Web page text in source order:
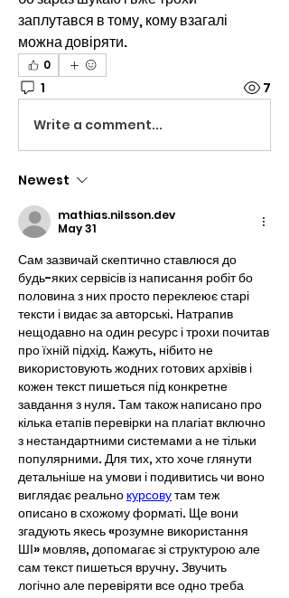
заплутався в тому, кому взагалі
можна довіряти.
0
1 7
Write a comment...
Newest
mathias.nilsson.dev
May 31
Сам зазвичай скептично ставлюся до
будь-яких сервісів із написання робіт бо
половина з них просто переклеює старі
тексти і видає за авторські. Натрапив
нещодавно на один ресурс і трохи почитав
про їхній підхід. Кажуть, нібито не
використовують жодних готових архівів і
кожен текст пишеться під конкретне
завдання з нуля. Там також написано про
кілька етапів перевірки на плагіат включно
з нестандартними системами а не тільки
популярними. Для тих, хто хоче глянути
детальніше на умови і подивитись чи воно
виглядає реально курсову там теж
описано в схожому форматі. Ще вони
згадують якесь «розумне використання
ШІ» мовляв, допомагає зі структурою але
сам текст пишеться вручну. Звучить
логічно але перевіряти все одно треба